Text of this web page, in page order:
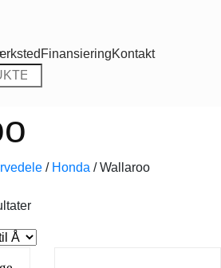
FinansieringKontakt
/ Honda /Wallaroo